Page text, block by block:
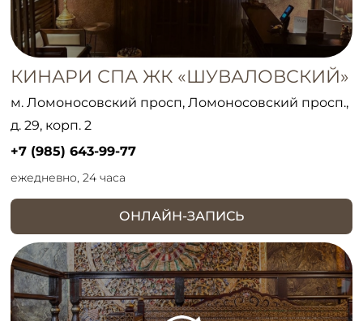
КИНАРИ СПА ЖК «ШУВАЛОВСКИЙ»
м. Ломоносовский просп, Ломоносовский просп.,
д. 29, корп. 2
+7 (985) 643-99-77
ежедневно, 24 часа
ОНЛАЙН-ЗАПИСЬ